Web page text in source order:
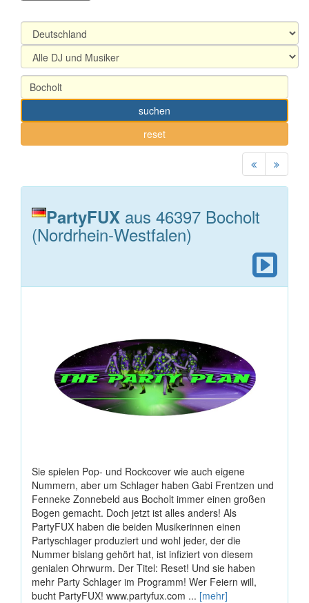
suchen
reset
PartyFUX aus 46397 Bocholt
(Nordrhein-Westfalen)
Sie spielen Pop- und Rockcover wie auch eigene
Nummern, aber um Schlager haben Gabi Frentzen und
Fenneke Zonnebeld aus Bocholt immer einen großen
Bogen gemacht. Doch jetzt ist alles anders! Als
PartyFUX haben die beiden Musikerinnen einen
Partyschlager produziert und wohl jeder, der die
Nummer bislang gehört hat, ist infiziert von diesem
genialen Ohrwurm. Der Titel: Reset! Und sie haben
mehr Party Schlager im Programm! Wer Feiern will,
bucht PartyFUX! www.partyfux.com ... [mehr]